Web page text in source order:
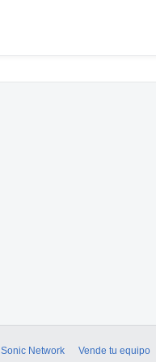
Sonic Network Vende tu equipo